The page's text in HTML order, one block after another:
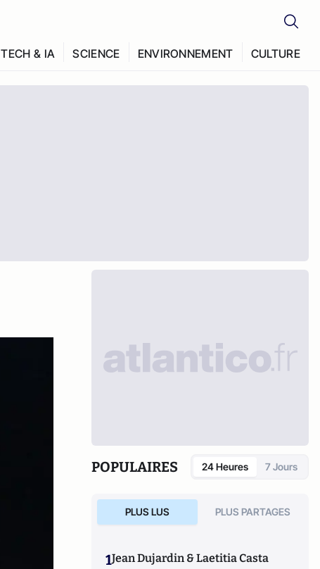
TECH & IA SCIENCE ENVIRONNEMENT CULTURE
POPULAIRES 24 Heures 7 Jours
PLUS LUS PLUS PARTAGES
1Jean Dujardin & Laetitia Casta